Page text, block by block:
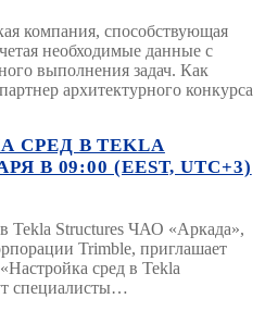
компания, способствующая
необходимые данные с
выполнения задач. Как
архитектурного конкурса
СРЕД В TEKLA
В 09:00 (EEST, UTC+3)
Structures ЧАО «Аркада»,
Trimble, приглашает
сред в Tekla
специалисты…